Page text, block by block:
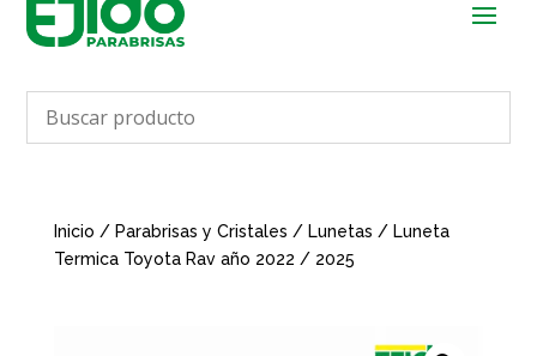
Inicio / Parabrisas y Cristales / Lunetas / Luneta
Termica Toyota Rav año 2022 / 2025